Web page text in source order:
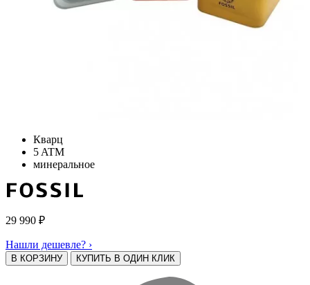
Кварц
5 ATM
минеральное
29 990 ₽
Нашли дешевле? ›
В КОРЗИНУ КУПИТЬ В ОДИН КЛИК